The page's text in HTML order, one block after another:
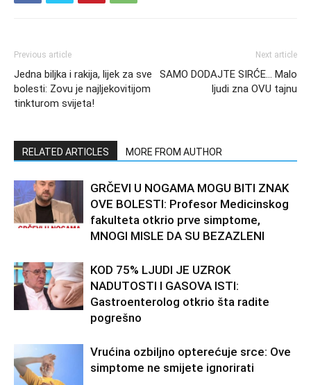
Previous article
Jedna biljka i rakija, lijek za sve
bolesti: Zovu je najljekovitijom
tinkturom svijeta!
Next article
SAMO DODAJTE SIRĆE… Malo
ljudi zna OVU tajnu
RELATED ARTICLES MORE FROM AUTHOR
GRČEVI U NOGAMA MOGU BITI ZNAK
OVE BOLESTI: Profesor Medicinskog
fakulteta otkrio prve simptome,
MNOGI MISLE DA SU BEZAZLENI
KOD 75% LJUDI JE UZROK
NADUTOSTI I GASOVA ISTI:
Gastroenterolog otkrio šta radite
pogrešno
Vrućina ozbiljno opterećuje srce: Ove
simptome ne smijete ignorirati